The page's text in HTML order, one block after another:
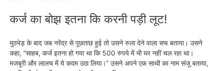
कर्ज का बोझ इतना कि करनी पड़ी लूट!
मुठभेड़ के बाद जब नरेंद्र से पूछताछ हुई तो उसने रुला देने वाला सच बताया। उसने
कहा, “साहब, कर्ज इतना हो गया था कि 500 रुपये में भी घर नहीं चल रहा था।
मजबूरी और लालच में ये कदम उठा लिया।” उसने अपने एक साथी का नाम संजू बताया,